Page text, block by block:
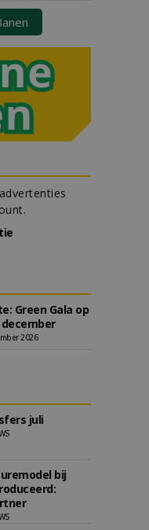
Green Gala op
2026
juli
bij